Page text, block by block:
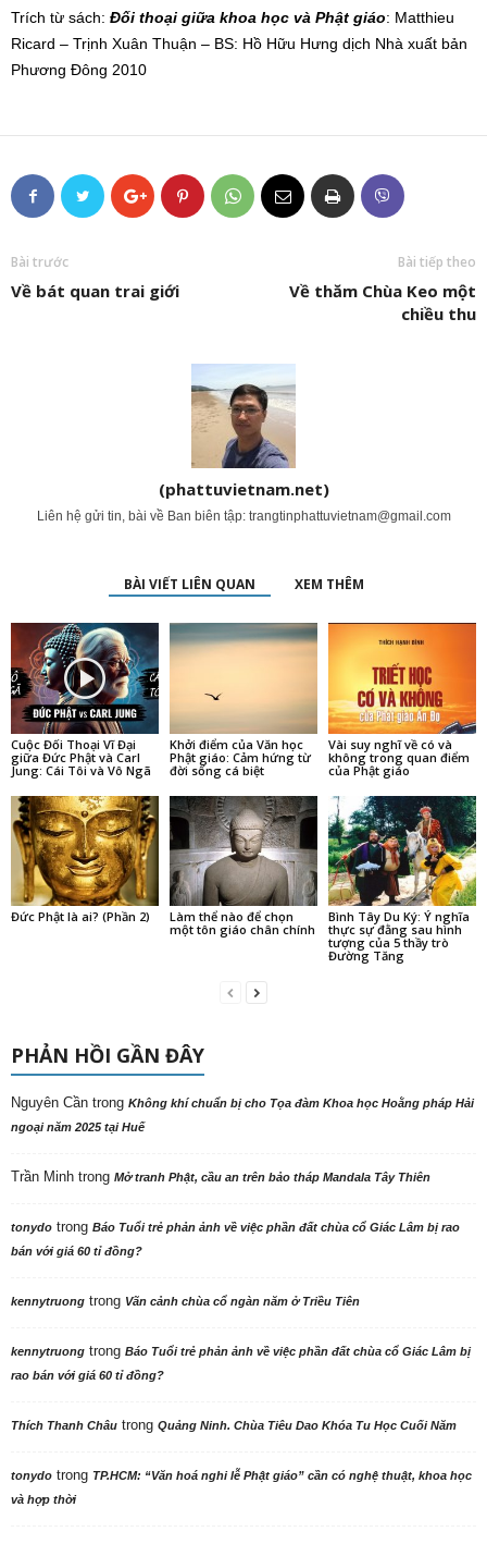
Trích từ sách: Đối thoại giữa khoa học và Phật giáo: Matthieu
Ricard – Trịnh Xuân Thuận – BS: Hồ Hữu Hưng dịch Nhà xuất bản
Phương Đông 2010
Bài trước
Về bát quan trai giới
Bài tiếp theo
Về thăm Chùa Keo một
chiều thu
(phattuvietnam.net)
Liên hệ gửi tin, bài về Ban biên tập: trangtinphattuvietnam@gmail.com
BÀI VIẾT LIÊN QUAN XEM THÊM
Cuộc Đối Thoại Vĩ Đại
giữa Đức Phật và Carl
Jung: Cái Tôi và Vô Ngã
Khởi điểm của Văn học
Phật giáo: Cảm hứng từ
đời sống cá biệt
Vài suy nghĩ về có và
không trong quan điểm
của Phật giáo
Đức Phật là ai? (Phần 2)
Làm thể nào để chọn
một tôn giáo chân chính
Bình Tây Du Ký: Ý nghĩa
thực sự đằng sau hình
tượng của 5 thầy trò
Đường Tăng
PHẢN HỒI GẦN ĐÂY
Nguyên Cần trong Không khí chuẩn bị cho Tọa đàm Khoa học Hoằng pháp Hải
ngoại năm 2025 tại Huế
Trần Minh trong Mở tranh Phật, cầu an trên bảo tháp Mandala Tây Thiên
tonydo trong Báo Tuổi trẻ phản ảnh về việc phần đất chùa cổ Giác Lâm bị rao
bán với giá 60 tỉ đồng?
kennytruong trong Vãn cảnh chùa cổ ngàn năm ở Triều Tiên
kennytruong trong Báo Tuổi trẻ phản ảnh về việc phần đất chùa cổ Giác Lâm bị
rao bán với giá 60 tỉ đồng?
Thích Thanh Châu trong Quảng Ninh. Chùa Tiêu Dao Khóa Tu Học Cuối Năm
tonydo trong TP.HCM: “Văn hoá nghi lễ Phật giáo” cần có nghệ thuật, khoa học
và hợp thời